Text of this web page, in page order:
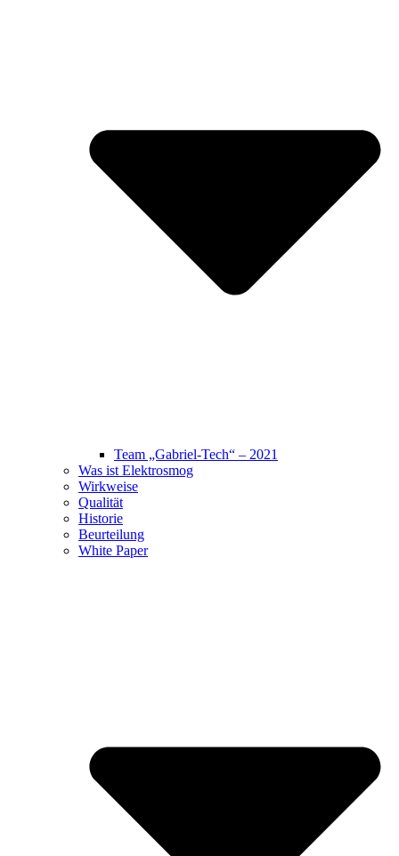
Team „Gabriel-Tech“ – 2021
Was ist Elektrosmog
Wirkweise
Qualität
Historie
Beurteilung
White Paper